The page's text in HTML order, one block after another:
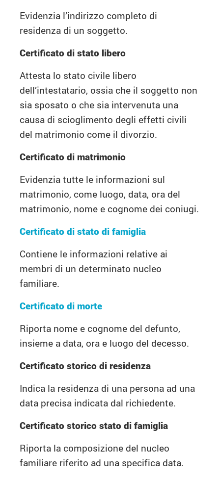
Evidenzia l’indirizzo completo di
residenza di un soggetto.
Certificato di stato libero
Attesta lo stato civile libero
dell’intestatario, ossia che il soggetto non
sia sposato o che sia intervenuta una
causa di scioglimento degli effetti civili
del matrimonio come il divorzio.
Certificato di matrimonio
Evidenzia tutte le informazioni sul
matrimonio, come luogo, data, ora del
matrimonio, nome e cognome dei coniugi.
Certificato di stato di famiglia
Contiene le informazioni relative ai
membri di un determinato nucleo
familiare.
Certificato di morte
Riporta nome e cognome del defunto,
insieme a data, ora e luogo del decesso.
Certificato storico di residenza
Indica la residenza di una persona ad una
data precisa indicata dal richiedente.
Certificato storico stato di famiglia
Riporta la composizione del nucleo
familiare riferito ad una specifica data.